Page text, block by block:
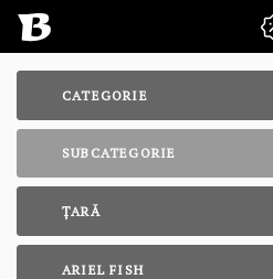
CATEGORIE
SUBCATEGORIE
ȚARĂ
ARIEL FISH